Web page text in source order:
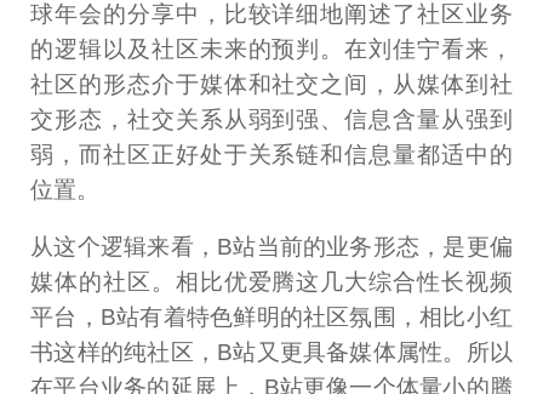
球年会的分享中，比较详细地阐述了社区业务
的逻辑以及社区未来的预判。在刘佳宁看来，
社区的形态介于媒体和社交之间，从媒体到社
交形态，社交关系从弱到强、信息含量从强到
弱，而社区正好处于关系链和信息量都适中的
位置。
从这个逻辑来看，B站当前的业务形态，是更偏
媒体的社区。相比优爱腾这几大综合性长视频
平台，B站有着特色鲜明的社区氛围，相比小红
书这样的纯社区，B站又更具备媒体属性。所以
在平台业务的延展上，B站更像一个体量小的腾